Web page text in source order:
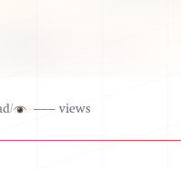
/ ––– views